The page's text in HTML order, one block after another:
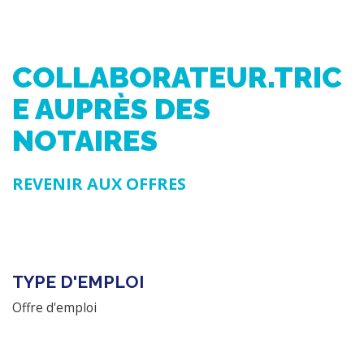
COLLABORATEUR.TRIC
E AUPRÈS DES
NOTAIRES
REVENIR AUX OFFRES
TYPE D'EMPLOI
Offre d'emploi